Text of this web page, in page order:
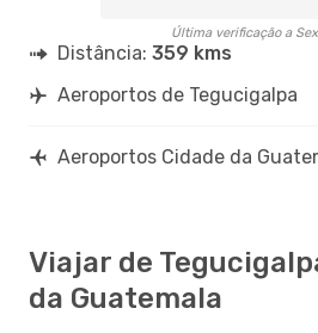
Última verificação a
Distância: 359 kms
Aeroportos de Tegucigalpa
Aeroportos Cidade da
Viajar de
da Guatemala